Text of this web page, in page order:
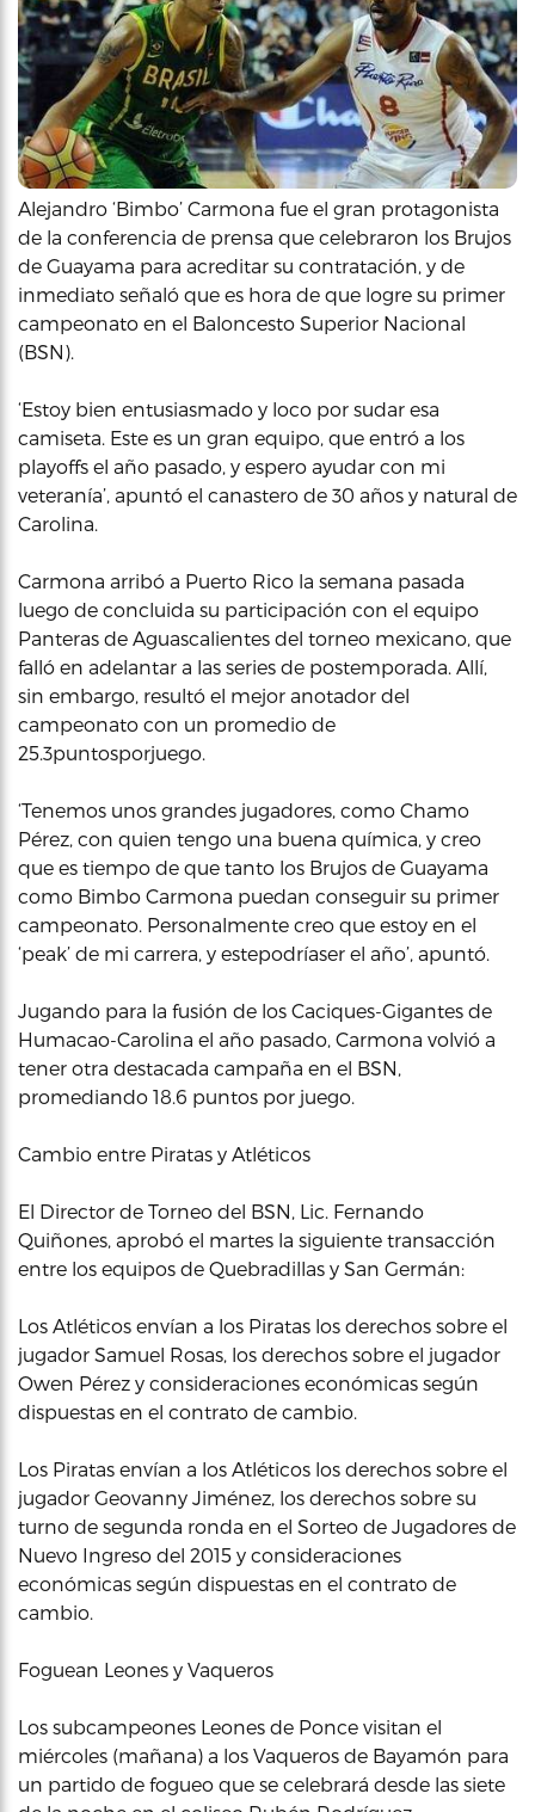
Alejandro ‘Bimbo’ Carmona fue el gran protagonista
de la conferencia de prensa que celebraron los Brujos
de Guayama para acreditar su contratación, y de
inmediato señaló que es hora de que logre su primer
campeonato en el Baloncesto Superior Nacional
(BSN).
‘Estoy bien entusiasmado y loco por sudar esa
camiseta. Este es un gran equipo, que entró a los
playoffs el año pasado, y espero ayudar con mi
veteranía’, apuntó el canastero de 30 años y natural de
Carolina.
Carmona arribó a Puerto Rico la semana pasada
luego de concluida su participación con el equipo
Panteras de Aguascalientes del torneo mexicano, que
falló en adelantar a las series de postemporada. Allí,
sin embargo, resultó el mejor anotador del
campeonato con un promedio de
25.3puntosporjuego.
‘Tenemos unos grandes jugadores, como Chamo
Pérez, con quien tengo una buena química, y creo
que es tiempo de que tanto los Brujos de Guayama
como Bimbo Carmona puedan conseguir su primer
campeonato. Personalmente creo que estoy en el
‘peak’ de mi carrera, y estepodríaser el año’, apuntó.
Jugando para la fusión de los Caciques-Gigantes de
Humacao-Carolina el año pasado, Carmona volvió a
tener otra destacada campaña en el BSN,
promediando 18.6 puntos por juego.
Cambio entre Piratas y Atléticos
El Director de Torneo del BSN, Lic. Fernando
Quiñones, aprobó el martes la siguiente transacción
entre los equipos de Quebradillas y San Germán:
Los Atléticos envían a los Piratas los derechos sobre el
jugador Samuel Rosas, los derechos sobre el jugador
Owen Pérez y consideraciones económicas según
dispuestas en el contrato de cambio.
Los Piratas envían a los Atléticos los derechos sobre el
jugador Geovanny Jiménez, los derechos sobre su
turno de segunda ronda en el Sorteo de Jugadores de
Nuevo Ingreso del 2015 y consideraciones
económicas según dispuestas en el contrato de
cambio.
Foguean Leones y Vaqueros
Los subcampeones Leones de Ponce visitan el
miércoles (mañana) a los Vaqueros de Bayamón para
un partido de fogueo que se celebrará desde las siete